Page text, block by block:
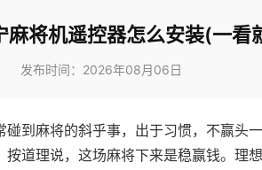
麻将机遥控器怎么安装(一看
发布时间：2026年08月06日
到麻将的斜乎事，出于习惯，不赢头
道理说，这场麻将下来是稳赢钱。理